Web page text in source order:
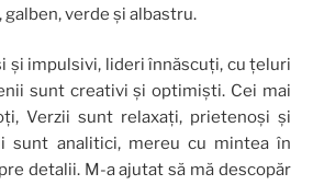
galben, verde și albastru.
și impulsivi, lideri înnăscuți, cu țeluri
sunt creativi și optimiști. Cei mai
Verzii sunt relaxați, prietenoși și
sunt analitici, mereu cu mintea în
detalii. M-a ajutat să mă descopăr